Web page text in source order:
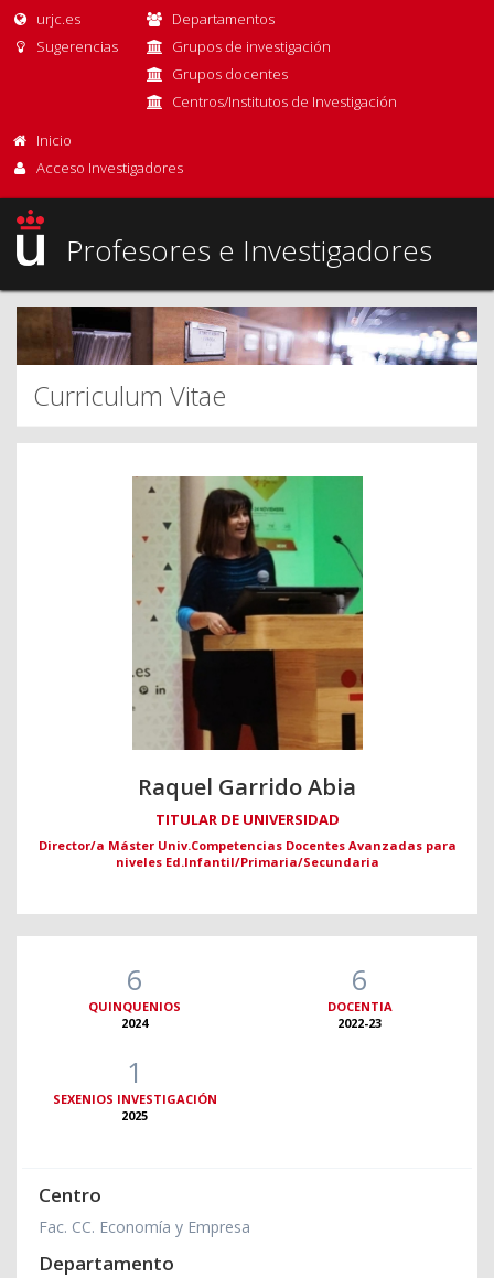
urjc.es
Sugerencias
Departamentos
Grupos de investigación
Grupos docentes
Centros/Institutos de Investigación
Inicio
Acceso Investigadores
Profesores e Investigadores
Curriculum Vitae
Raquel Garrido Abia
TITULAR DE UNIVERSIDAD
Director/a Máster Univ.Competencias Docentes Avanzadas para
niveles Ed.Infantil/Primaria/Secundaria
6
QUINQUENIOS
2024
6
DOCENTIA
2022-23
1
SEXENIOS INVESTIGACIÓN
2025
Centro
Fac. CC. Economía y Empresa
Departamento